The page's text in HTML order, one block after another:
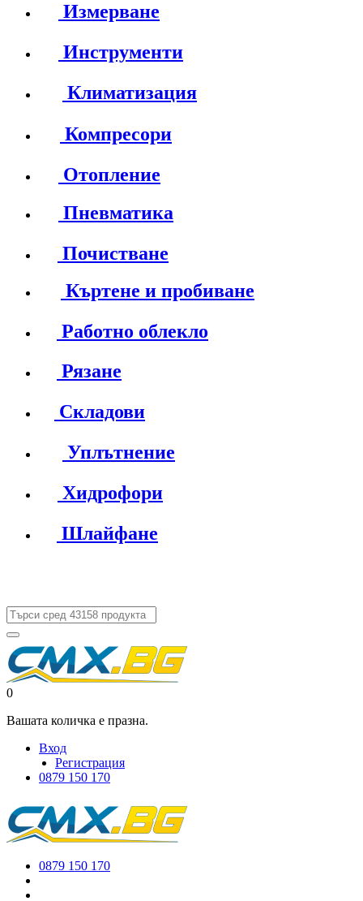
Измерване
Инструменти
Климатизация
Компресори
Отопление
Пневматика
Почистване
Къртене и пробиване
Работно облекло
Рязане
Складови
Уплътнение
Хидрофори
Шлайфане
0
Вашата количка е празна.
Вход
Регистрация
0879 150 170
0879 150 170